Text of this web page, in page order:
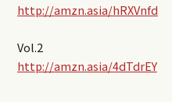
http://amzn.asia/hRXVnfd
Vol.2
http://amzn.asia/4dTdrEY